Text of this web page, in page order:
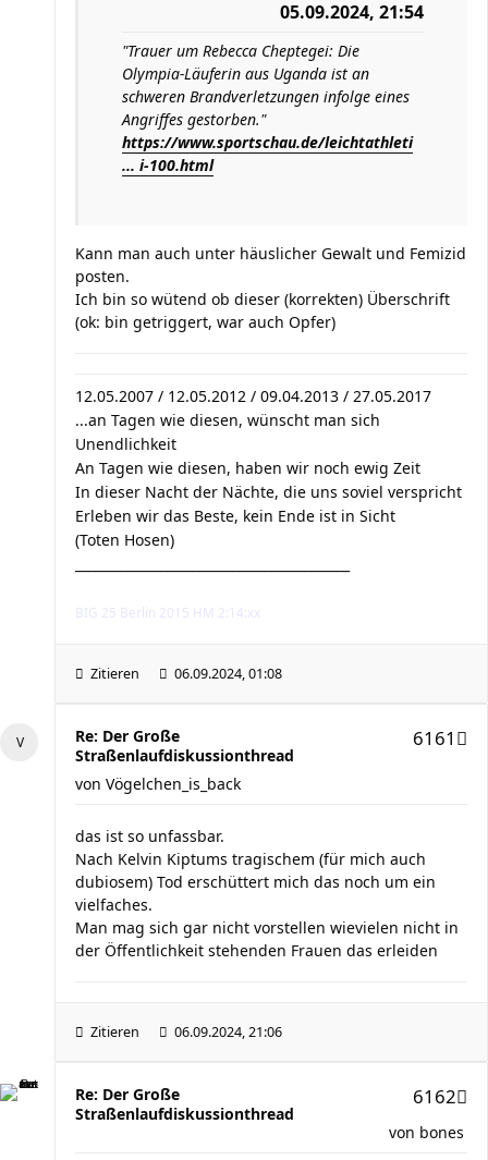
05.09.2024, 21:54
"Trauer um Rebecca Cheptegei: Die
Olympia-Läuferin aus Uganda ist an
schweren Brandverletzungen infolge eines
Angriffes gestorben."
https://www.sportschau.de/leichtathleti
... i-100.html
Kann man auch unter häuslicher Gewalt und Femizid
posten.
Ich bin so wütend ob dieser (korrekten) Überschrift
(ok: bin getriggert, war auch Opfer)
12.05.2007 / 12.05.2012 / 09.04.2013 / 27.05.2017
...an Tagen wie diesen, wünscht man sich
Unendlichkeit
An Tagen wie diesen, haben wir noch ewig Zeit
In dieser Nacht der Nächte, die uns soviel verspricht
Erleben wir das Beste, kein Ende ist in Sicht
(Toten Hosen)
BIG 25 Berlin 2015 HM 2:14:xx
Zitieren 06.09.2024, 01:08
Re: Der Große
Straßenlaufdiskussionthread
6161
von Vögelchen_is_back
das ist so unfassbar.
Nach Kelvin Kiptums tragischem (für mich auch
dubiosem) Tod erschüttert mich das noch um ein
vielfaches.
Man mag sich gar nicht vorstellen wievielen nicht in
der Öffentlichkeit stehenden Frauen das erleiden
Zitieren 06.09.2024, 21:06
Re: Der Große
Straßenlaufdiskussionthread
6162
von bones